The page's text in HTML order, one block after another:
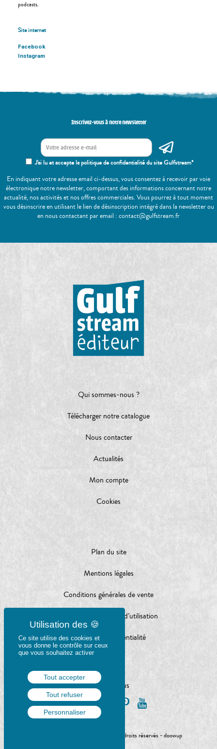
podcasts.
Site internet
Facebook
Instagram
Inscrivez-vous à notre newsletter
J'ai lu et accepte la politique de confidentialité du site Gulfstream*
En indiquant votre adresse email ci-dessus, vous consentez à recevoir par voie
électronique notre newsletter, comportant des informations concernant notre
actualité, nos activités et nos offres commerciales. Vous pourrez à tout moment
vous désinscrire en utilisant le lien de désinscription intégré dans la newsletter ou
en nous contactant par email : contact@gulfstream.fr
Qui sommes-nous ?
Télécharger notre catalogue
Nous contacter
Actualités
Mon compte
Cookies
Plan du site
Mentions légales
Conditions générales de vente
Conditions générales d’utilisation
Charte de confidentialité
Suivez-nous
© Gulf Stream éditeur 2020 - Tous droits réservés -doowup
Ce site utilise des cookies et
vous donne le contrôle sur ceux
que vous souhaitez activer
Tout accepter
Tout refuser
Personnaliser